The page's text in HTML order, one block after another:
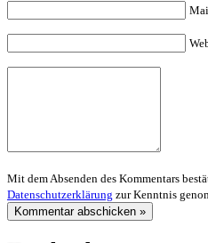
Mit dem Absenden des Kommentars
Datenschutzerklärung zur Kenntnis